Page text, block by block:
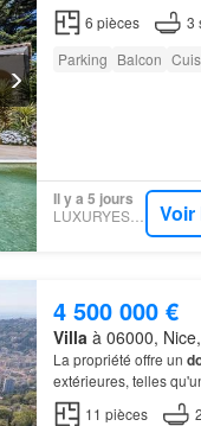
6 pièces 3
Parking Balcon
Il y a 5 jours
LUXURYESTATE Voir
4 500 000 €
Villaà 06000,
La propriété offre un
extérieures, telles
parcelle bénéficie
11 pièces 2